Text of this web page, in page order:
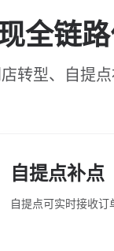
全链
转型、自提
自提点补点
自提点可实时接收订